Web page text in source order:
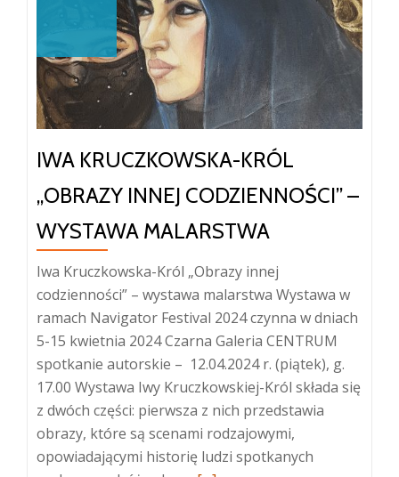
przestrzeń”
edycja
IWA KRUCZKOWSKA-KRÓL
„OBRAZY INNEJ CODZIENNOŚCI” –
WYSTAWA MALARSTWA
Iwa Kruczkowska-Król „Obrazy innej
codzienności” – wystawa malarstwa Wystawa w
ramach Navigator Festival 2024 czynna w dniach
5-15 kwietnia 2024 Czarna Galeria CENTRUM
spotkanie autorskie – 12.04.2024 r. (piątek), g.
17.00 Wystawa Iwy Kruczkowskiej-Król składa się
z dwóch części: pierwsza z nich przedstawia
obrazy, które są scenami rodzajowymi,
opowiadającymi historię ludzi spotkanych